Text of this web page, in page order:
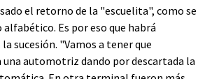
el retorno de la "escuelita", como se
Es por eso que habrá
sucesión. "Vamos a tener que
una automotriz dando por descartada la